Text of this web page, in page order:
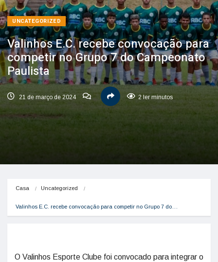
UNCATEGORIZED
Valinhos E.C. recebe convocação para
competir no Grupo 7 do Campeonato
Paulista
21 de março de 2024 2 ler minutos
Casa Uncategorized
Valinhos E.C. recebe convocação para competir no Grupo 7 do…
O Valinhos Esporte Clube foi convocado para integrar o